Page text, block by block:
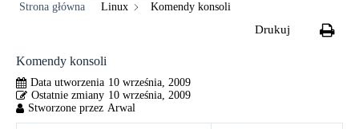
Linux Komendy konsoli
Komendy konsoli
10 września, 2009
10 września, 2009